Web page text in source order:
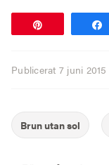
Publicerat 7 juni 2015